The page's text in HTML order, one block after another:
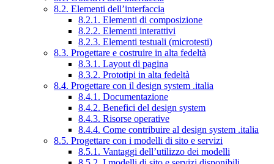
8.2. Elementi dell’interfaccia
8.2.1. Elementi di composizione
8.2.2. Elementi interattivi
8.2.3. Elementi testuali (microtesti)
8.3. Progettare e costruire in alta fedeltà
8.3.1. Layout di pagina
8.3.2. Prototipi in alta fedeltà
8.4. Progettare con il design system .italia
8.4.1. Documentazione
8.4.2. Benefici del design system
8.4.3. Risorse operative
8.4.4. Come contribuire al design system .italia
8.5. Progettare con i modelli di sito e servizi
8.5.1. Vantaggi dell’utilizzo dei modelli